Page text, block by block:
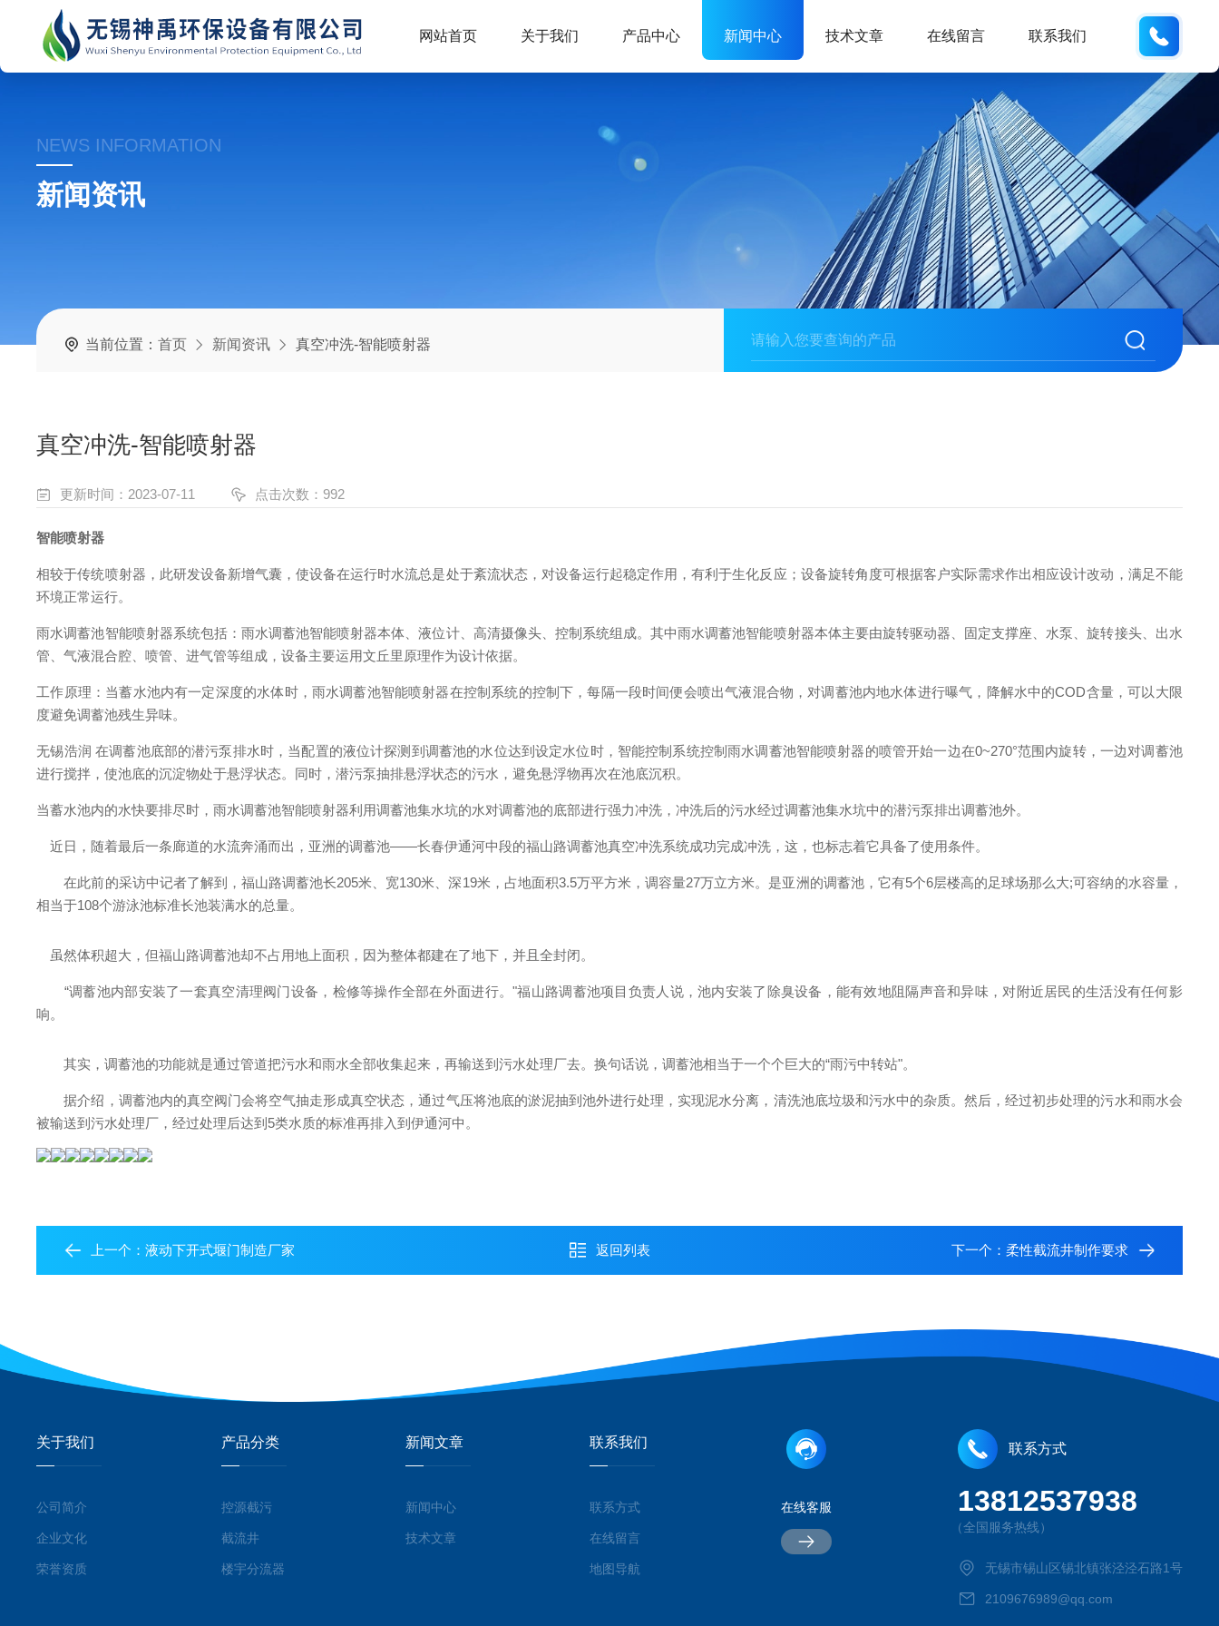
网站首页 关于我们 产品中心 新闻中心 技术文章 在线留言 联系我们
NEWS INFORMATION
新闻资讯
当前位置：首页 新闻资讯 真空冲洗-智能喷射器
真空冲洗-智能喷射器
更新时间：2023-07-11 点击次数：992
智能喷射器
相较于传统喷射器，此研发设备新增气囊，使设备在运行时水流总是处于紊流状态，对设备运行起稳定作用，有利于生化反应；设备旋转角度可根据客户实际需求作出相应设计改动，满足不能
环境正常运行。
雨水调蓄池智能喷射器系统包括：雨水调蓄池智能喷射器本体、液位计、高清摄像头、控制系统组成。其中雨水调蓄池智能喷射器本体主要由旋转驱动器、固定支撑座、水泵、旋转接头、出水
管、气液混合腔、喷管、进气管等组成，设备主要运用文丘里原理作为设计依据。
工作原理：当蓄水池内有一定深度的水体时，雨水调蓄池智能喷射器在控制系统的控制下，每隔一段时间便会喷出气液混合物，对调蓄池内地水体进行曝气，降解水中的COD含量，可以大限
度避免调蓄池残生异味。
无锡浩润 在调蓄池底部的潜污泵排水时，当配置的液位计探测到调蓄池的水位达到设定水位时，智能控制系统控制雨水调蓄池智能喷射器的喷管开始一边在0~270°范围内旋转，一边对调蓄池
进行搅拌，使池底的沉淀物处于悬浮状态。同时，潜污泵抽排悬浮状态的污水，避免悬浮物再次在池底沉积。
当蓄水池内的水快要排尽时，雨水调蓄池智能喷射器利用调蓄池集水坑的水对调蓄池的底部进行强力冲洗，冲洗后的污水经过调蓄池集水坑中的潜污泵排出调蓄池外。
近日，随着最后一条廊道的水流奔涌而出，亚洲的调蓄池——长春伊通河中段的福山路调蓄池真空冲洗系统成功完成冲洗，这，也标志着它具备了使用条件。
在此前的采访中记者了解到，福山路调蓄池长205米、宽130米、深19米，占地面积3.5万平方米，调容量27万立方米。是亚洲的调蓄池，它有5个6层楼高的足球场那么大;可容纳的水容量，
相当于108个游泳池标准长池装满水的总量。
虽然体积超大，但福山路调蓄池却不占用地上面积，因为整体都建在了地下，并且全封闭。
“调蓄池内部安装了一套真空清理阀门设备，检修等操作全部在外面进行。"福山路调蓄池项目负责人说，池内安装了除臭设备，能有效地阻隔声音和异味，对附近居民的生活没有任何影
响。
其实，调蓄池的功能就是通过管道把污水和雨水全部收集起来，再输送到污水处理厂去。换句话说，调蓄池相当于一个个巨大的“雨污中转站"。
据介绍，调蓄池内的真空阀门会将空气抽走形成真空状态，通过气压将池底的淤泥抽到池外进行处理，实现泥水分离，清洗池底垃圾和污水中的杂质。然后，经过初步处理的污水和雨水会
被输送到污水处理厂，经过处理后达到5类水质的标准再排入到伊通河中。
上一个：液动下开式堰门制造厂家 返回列表 下一个： 柔性截流井制作要求
关于我们
公司简介
企业文化
荣誉资质
产品分类
控源截污
截流井
楼宇分流器
新闻文章
新闻中心
技术文章
联系我们
联系方式
在线留言
地图导航
在线客服
联系方式
13812537938
（全国服务热线）
无锡市锡山区锡北镇张泾泾石路1号
2109676989@qq.com